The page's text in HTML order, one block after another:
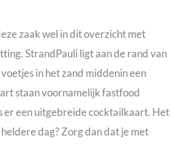
zaak wel in dit overzicht met
StrandPauli ligt aan de rand van
in het zand middenin een
staan voornamelijk fastfood
er een uitgebreide cocktailkaart. Het
dag? Zorg dan dat je met